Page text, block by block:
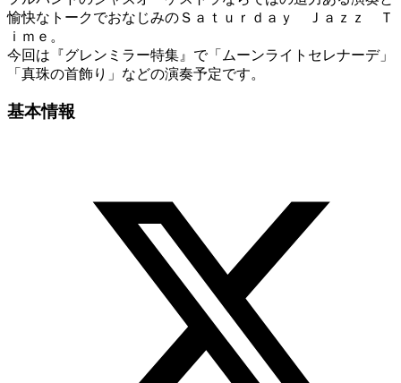
愉快なトークでおなじみのＳａｔｕｒｄａｙ Ｊａｚｚ Ｔ
ｉｍｅ。
今回は『グレンミラー特集』で「ムーンライトセレナーデ」
「真珠の首飾り」などの演奏予定です。
基本情報